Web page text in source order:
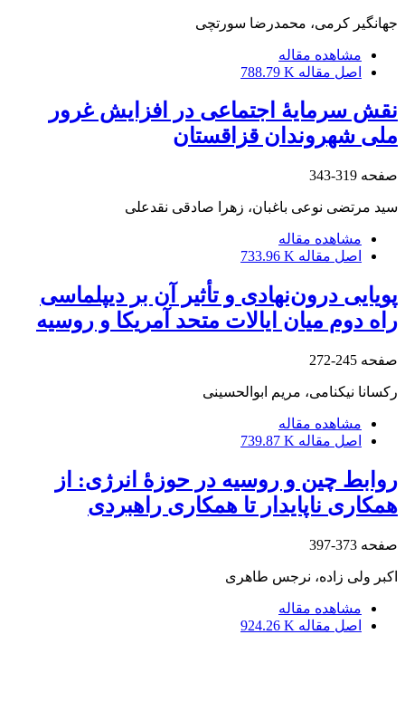
جهانگیر کرمی، محمدرضا سورتچی
مشاهده مقاله
اصل مقاله 788.79 K
نقش سرمایۀ‌ اجتماعی در افزایش غرور
ملی شهروندان قزاقستان
صفحه 319-343
سید مرتضی نوعی باغبان، زهرا صادقی نقدعلی
مشاهده مقاله
اصل مقاله 733.96 K
پویایی درون‌نهادی و تأثیر آن بر دیپلماسی
راه دوم میان ایالات ‌متحد آمریکا و روسیه
صفحه 245-272
رکسانا نیکنامی، مریم ابوالحسینی
مشاهده مقاله
اصل مقاله 739.87 K
روابط چین و روسیه در حوزۀ انرژی: از
همکاری ناپایدار تا همکاری راهبردی
صفحه 373-397
اکبر ولی زاده، نرجس طاهری
مشاهده مقاله
اصل مقاله 924.26 K